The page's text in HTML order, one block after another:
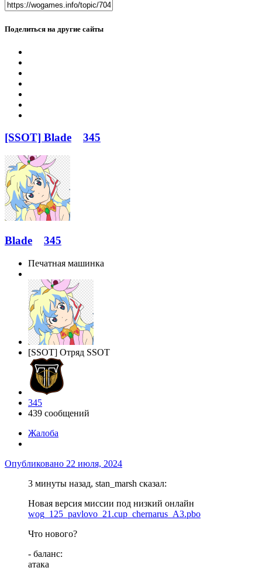
Поделиться на другие сайты
[SSOT] Blade 345
Blade 345
Печатная машинка
[SSOT] Отряд SSOT
345
439 сообщений
Жалоба
Опубликовано 22 июля, 2024
3 минуты назад, stan_marsh сказал:
Новая версия миссии под низкий онлайн
wog_125_pavlovo_21.cup_chernarus_A3.pbo
Что нового?
- баланс:
атака